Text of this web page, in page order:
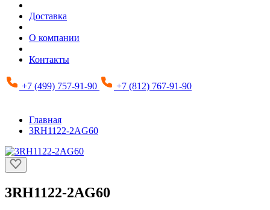
Доставка
О компании
Контакты
+7 (499) 757-91-90 +7 (812) 767-91-90
Главная
3RH1122-2AG60
3RH1122-2AG60